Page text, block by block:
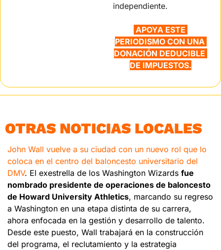
independiente.
PERIODISMO CON UNA
DONACIÓN DEDUCIBLE
DE IMPUESTOS.
OTRAS NOTICIAS LOCALES
John Wall vuelve a su ciudad con un nuevo rol que lo
coloca en el centro del baloncesto universitario del
DMV. El exestrella de los Washington Wizards fue
nombrado presidente de operaciones de baloncesto
de Howard University Athletics, marcando su regreso
a Washington en una etapa distinta de su carrera,
ahora enfocada en la gestión y desarrollo de talento.
Desde este puesto, Wall trabajará en la construcción
del programa, el reclutamiento y la estrategia